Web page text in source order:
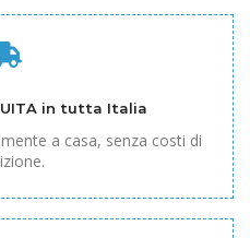
in tutta Italia
a casa, senza costi di